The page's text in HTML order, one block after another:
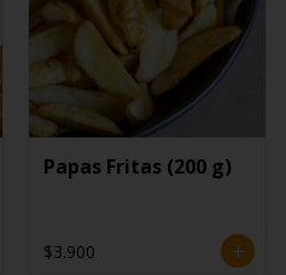
Papas Fritas (200 g)
$3.900